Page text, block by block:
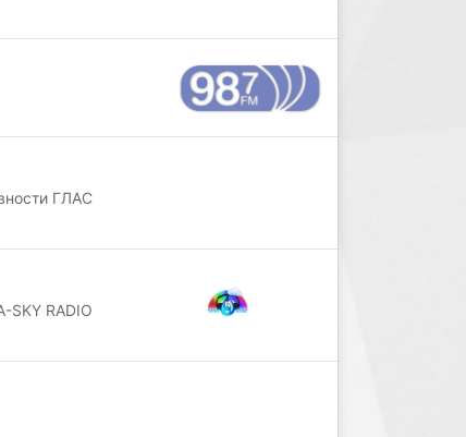
ГЛАС
SKY RADIO